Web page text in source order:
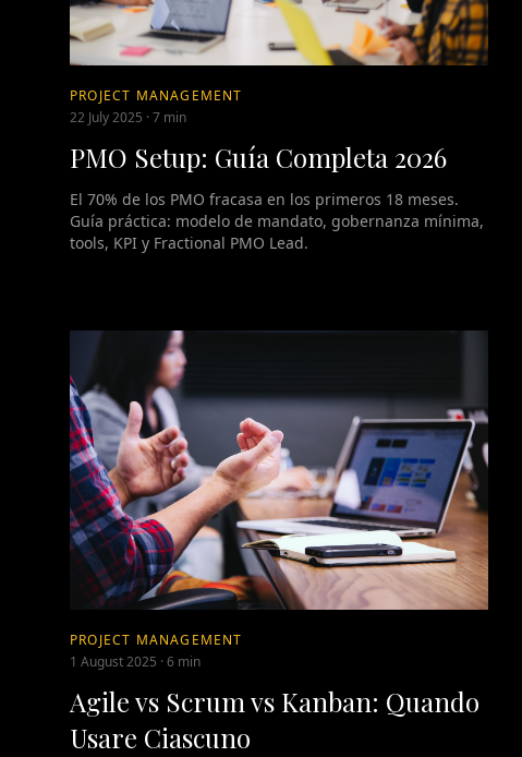
PROJECT MANAGEMENT
22 July 2025 · 7 min
PMO Setup: Guía Completa 2026
El 70% de los PMO fracasa en los primeros 18 meses.
Guía práctica: modelo de mandato, gobernanza mínima,
tools, KPI y Fractional PMO Lead.
PROJECT MANAGEMENT
1 August 2025 · 6 min
Agile vs Scrum vs Kanban: Quando
Usare Ciascuno